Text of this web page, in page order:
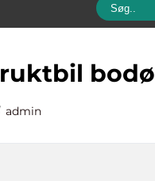
bruktbil bodø
admin